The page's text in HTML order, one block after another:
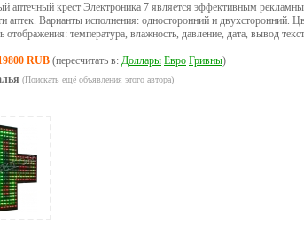
аптечный крест Электроника 7 является эффективным
аптек. Варианты исполнения: односторонний и двухсторонний.
отображения: температура, влажность, давление, дата, вывод
RUB(пересчитать в: Доллары Евро Гривны)
(Поискать ещё объявления этого автора)